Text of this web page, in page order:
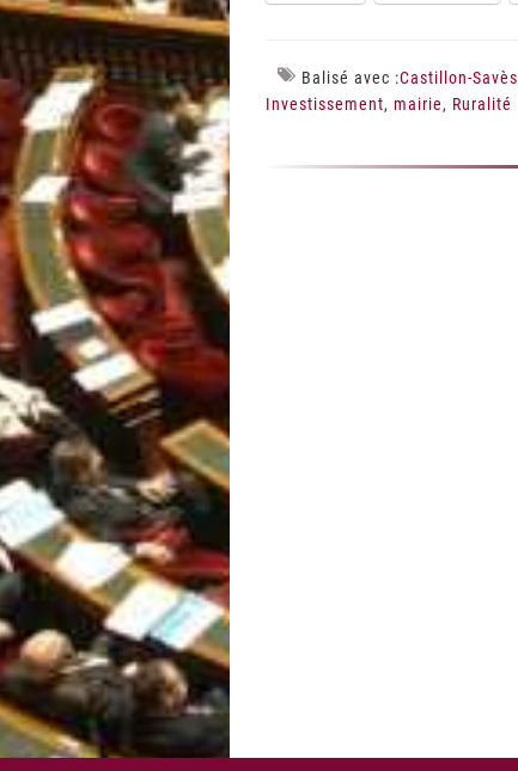
Balisé avec :Castillon-Savès
Investissement, mairie, Ruralité